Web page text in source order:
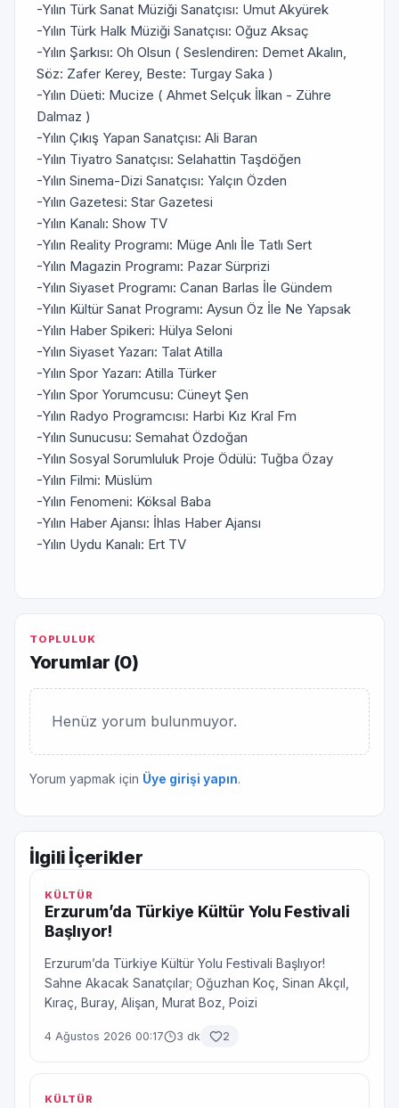
-Yılın Türk Sanat Müziği Sanatçısı: Umut Akyürek
-Yılın Türk Halk Müziği Sanatçısı: Oğuz Aksaç
-Yılın Şarkısı: Oh Olsun ( Seslendiren: Demet Akalın,
Söz: Zafer Kerey, Beste: Turgay Saka )
-Yılın Düeti: Mucize ( Ahmet Selçuk İlkan - Zühre
Dalmaz )
-Yılın Çıkış Yapan Sanatçısı: Ali Baran
-Yılın Tiyatro Sanatçısı: Selahattin Taşdöğen
-Yılın Sinema-Dizi Sanatçısı: Yalçın Özden
-Yılın Gazetesi: Star Gazetesi
-Yılın Kanalı: Show TV
-Yılın Reality Programı: Müge Anlı İle Tatlı Sert
-Yılın Magazin Programı: Pazar Sürprizi
-Yılın Siyaset Programı: Canan Barlas İle Gündem
-Yılın Kültür Sanat Programı: Aysun Öz İle Ne Yapsak
-Yılın Haber Spikeri: Hülya Seloni
-Yılın Siyaset Yazarı: Talat Atilla
-Yılın Spor Yazarı: Atilla Türker
-Yılın Spor Yorumcusu: Cüneyt Şen
-Yılın Radyo Programcısı: Harbi Kız Kral Fm
-Yılın Sunucusu: Semahat Özdoğan
-Yılın Sosyal Sorumluluk Proje Ödülü: Tuğba Özay
-Yılın Filmi: Müslüm
-Yılın Fenomeni: Köksal Baba
-Yılın Haber Ajansı: İhlas Haber Ajansı
-Yılın Uydu Kanalı: Ert TV
TOPLULUK
Yorumlar (0)
Henüz yorum bulunmuyor.
Yorum yapmak için Üye girişi yapın.
İlgili İçerikler
KÜLTÜR
Erzurum’da Türkiye Kültür Yolu Festivali
Başlıyor!
Erzurum’da Türkiye Kültür Yolu Festivali Başlıyor!
Sahne Akacak Sanatçılar; Oğuzhan Koç, Sinan Akçıl,
Kıraç, Buray, Alişan, Murat Boz, Poizi
4 Ağustos 2026 00:17 3 dk 2
KÜLTÜR